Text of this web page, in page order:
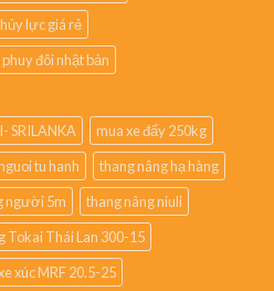
lực giá rẻ
đôi nhật bản
SRILANKA
mua xe đẩy 250kg
tu hanh
thang nâng hạ hàng
người 5m
thang nâng niuli
Tokai Thái Lan 300-15
xúc MRF 20.5-25